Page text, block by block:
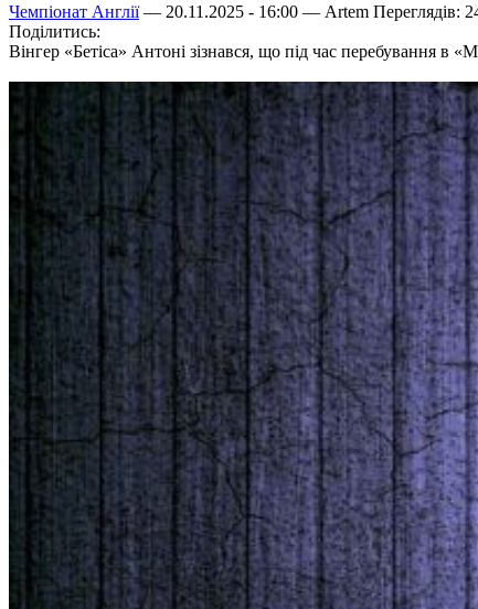
Чемпіонат Англії— 20.11.2025 - 16:00 — Artem Переглядів:
Поділитись:
Вінгер «Бетіса» Антоні зізнався, що під час перебування в